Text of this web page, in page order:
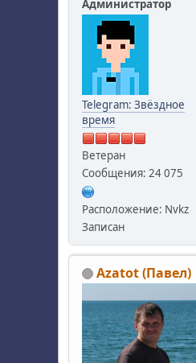
Администратор
Telegram: Звёздное
время
Ветеран
Сообщения: 24 075
Расположение: Nvkz
Записан
Azatot (Павел)